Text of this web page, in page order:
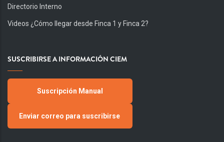
Directorio Interno
Videos ¿Cómo llegar desde Finca 1 y Finca 2?
SUSCRIBIRSE A INFORMACIÓN CIEM
Suscripción Manual
Enviar correo para suscribirse